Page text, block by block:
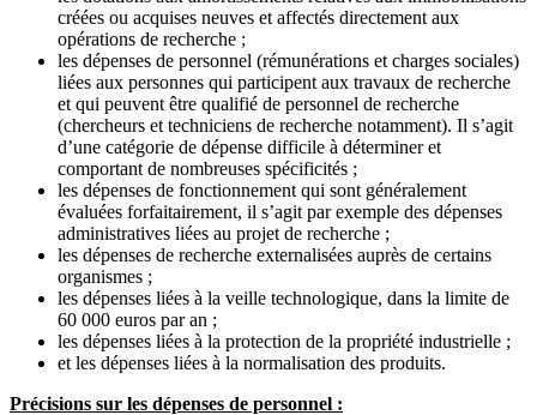
créées ou acquises neuves et affectés directement aux
opérations de recherche ;
les dépenses de personnel (rémunérations et charges sociales)
liées aux personnes qui participent aux travaux de recherche
et qui peuvent être qualifié de personnel de recherche
(chercheurs et techniciens de recherche notamment). Il s’agit
d’une catégorie de dépense difficile à déterminer et
comportant de nombreuses spécificités ;
les dépenses de fonctionnement qui sont généralement
évaluées forfaitairement, il s’agit par exemple des dépenses
administratives liées au projet de recherche ;
les dépenses de recherche externalisées auprès de certains
organismes ;
les dépenses liées à la veille technologique, dans la limite de
60 000 euros par an ;
les dépenses liées à la protection de la propriété industrielle ;
et les dépenses liées à la normalisation des produits.
Précisions sur les dépenses de personnel :